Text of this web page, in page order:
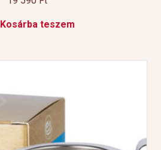
Kosárba teszem